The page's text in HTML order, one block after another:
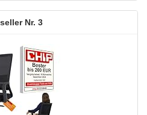
3